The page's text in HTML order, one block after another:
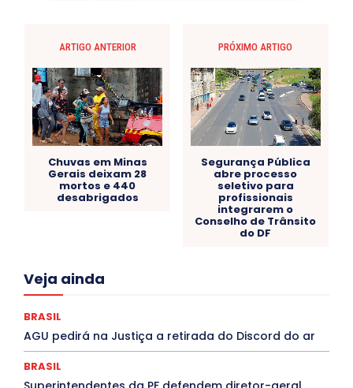
ARTIGO ANTERIOR
Chuvas em Minas
Gerais deixam 28
mortos e 440
desabrigados
PRÓXIMO ARTIGO
Segurança Pública
abre processo
seletivo para
profissionais
integrarem o
Conselho de Trânsito
do DF
Veja ainda
Acre
Congressuanas & Esplanadumas
Covid-19
Crônica Política Crônicas
CULTURA
Cultura e Tal
DANÇA Dengue
Denuncia
BRASIL
AGU pedirá na Justiça a retirada do Discord do ar
BRASIL